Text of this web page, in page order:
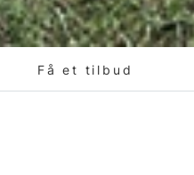
Få et tilbud